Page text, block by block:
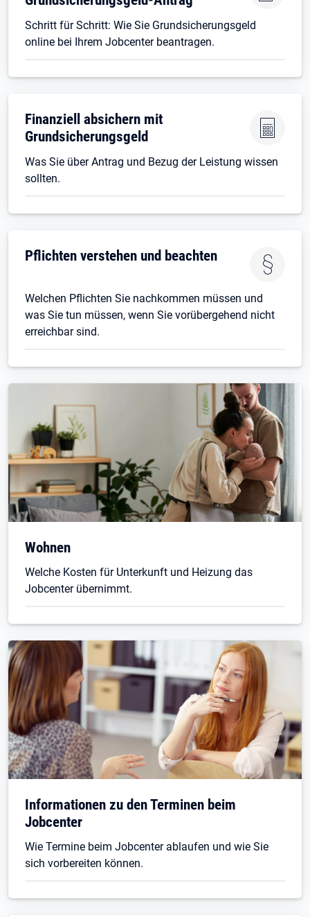
Schritt für Schritt: Wie Sie Grundsicherungsgeld
online bei Ihrem Jobcenter beantragen.
Finanziell absichern mit
Grundsicherungsgeld
Was Sie über Antrag und Bezug der Leistung wissen
sollten.
Pflichten verstehen und beachten
Welchen Pflichten Sie nachkommen müssen und
was Sie tun müssen, wenn Sie vorübergehend nicht
erreichbar sind.
Wohnen
Welche Kosten für Unterkunft und Heizung das
Jobcenter übernimmt.
Informationen zu den Terminen beim
Jobcenter
Wie Termine beim Jobcenter ablaufen und wie Sie
sich vorbereiten können.